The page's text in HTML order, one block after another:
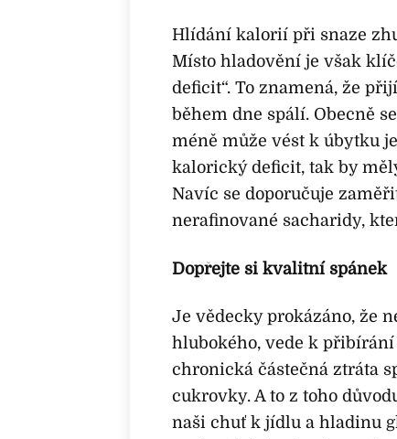
Hlídání kalorií při snaze
Místo hladovění je však
deficit“. To znamená, že
během dne spálí. Obecně
méně může vést k úbytku
kalorický deficit, tak by
Navíc se doporučuje
nerafinované sacharidy,
Dopřejte si kvalitní spánek
Je vědecky prokázáno, že
hlubokého, vede k
chronická částečná ztráta
cukrovky. A to z toho
naši chuť k jídlu a hladinu